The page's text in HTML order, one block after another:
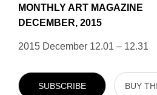
MONTHLY ART MAGAZINE
DECEMBER, 2015
2015 December 12.01 – 12.31
SUBSCRIBE BUY